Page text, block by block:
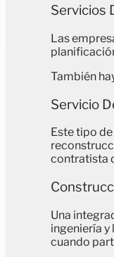
Servicios
Las
También
Servicio
Este tipo
contratista
Una
ingeniería
cuando